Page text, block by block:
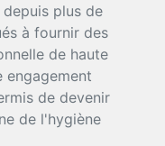
plus de
à fournir des
de haute
engagement
de devenir
de l'hygiène